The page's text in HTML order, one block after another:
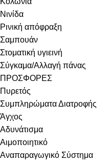
Νινίδα
Ρινική απόφραξη
Σαμπουάν
Στοματική υγιεινή
Σύγκαμα/Αλλαγή πάνας
ΠΡΟΣΦΟΡΕΣ
Πυρετός
Συμπληρώματα Διατροφής
Άγχος
Αδυνάτισμα
Αιμοποιητικό
Αναπαραγωγικό Σύστημα